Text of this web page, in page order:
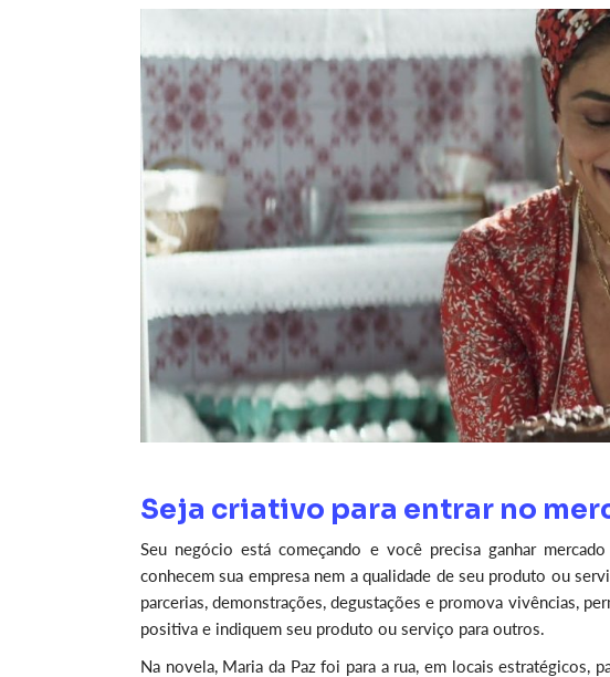
Seja criativo para entrar no
Seu negócio está começando e você precisa ganhar
conhecem sua empresa nem a qualidade de seu produto ou
parcerias, demonstrações, degustações e promova vivências,
positiva e indiquem seu produto ou serviço para outros.
Na novela, Maria da Paz foi para a rua, em locais estratégicos,